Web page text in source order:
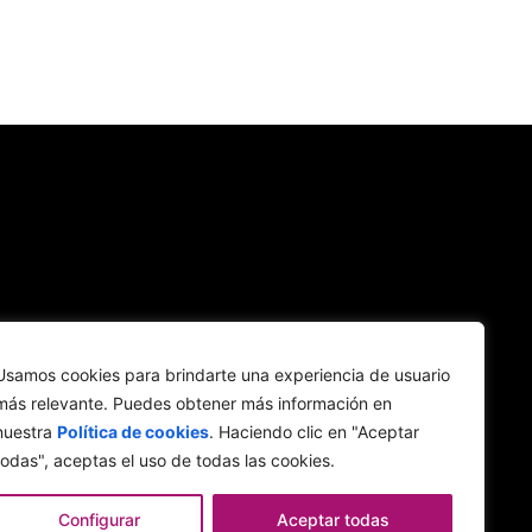
cookies para brindarte una experiencia de usuario
relevante. Puedes obtener más información en
Política de cookies. Haciendo clic en "Aceptar
aceptas el uso de todas las cookies.
Configurar Aceptar todas
Aviso legal Política de privacidad